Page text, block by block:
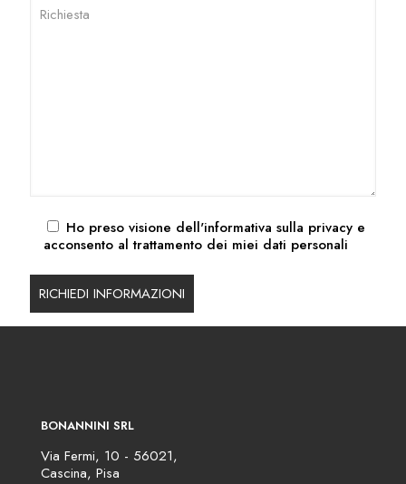
Ho preso visione dell'informativa sulla privacy e
acconsento al trattamento dei miei dati personali
BONANNINI SRL
Via Fermi, 10 - 56021,
Cascina, Pisa